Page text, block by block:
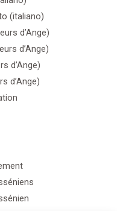
(italiano)
d’Ange)
d’Ange)
d’Ange)
d’Ange)